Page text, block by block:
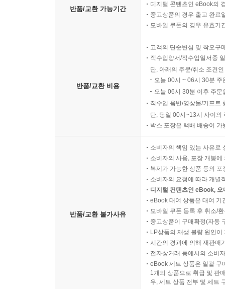
반품/교환 가능기간
디지털 콘텐츠인 eBook의
중고상품의 경우 출고 완료
모바일 쿠폰의 경우 유효기
반품/교환 비용
고객의 단순변심 및 착오구
직수입양서/직수입일서중
단, 아래의 주문/취소 조건
오늘 00시 ~ 06시 30분
오늘 06시 30분 이후 주
직수입 음반/영상물/기프트
단, 당일 00시~13시 사이의
박스 포장은 택배 배송이
반품/교환 불가사유
소비자의 책임 있는 사유로
소비자의 사용, 포장 개봉
복제가 가능한 상품 등의
소비자의 요청에 따라 개별
디지털 컨텐츠인 eBook,
eBook 대여 상품은 대여 기
모바일 쿠폰 등록 후 취소/
중고상품이 구매확정(자동
LP상품의 재생 불량 원인
시간의 경과에 의해 재판매
전자상거래 등에서의 소비
eBook 세트 상품은 일괄 구
1개의 상품으로 취급 및 판
우, 세트 상품 전부 및 세트